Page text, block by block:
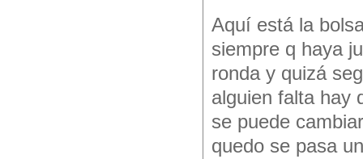
Aquí está la
siempre q haya
ronda y quizá
alguien falta hay
se puede
quedo se pasa